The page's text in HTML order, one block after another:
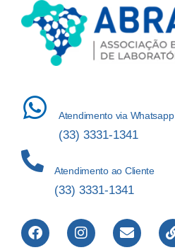
Atendimento via Whatsapp
(33) 3331-1341
Atendimento ao Cliente
(33) 3331-1341